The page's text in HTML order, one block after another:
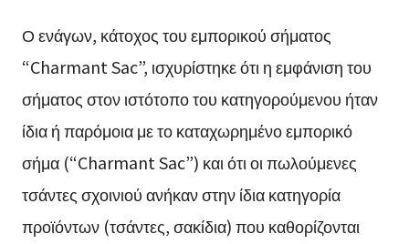
Ο ενάγων, κάτοχος του εμπορικού σήματος
“Charmant Sac”, ισχυρίστηκε ότι η εμφάνιση του
σήματος στον ιστότοπο του κατηγορούμενου ήταν
ίδια ή παρόμοια με το καταχωρημένο εμπορικό
σήμα (“Charmant Sac”) και ότι οι πωλούμενες
τσάντες σχοινιού ανήκαν στην ίδια κατηγορία
προϊόντων (τσάντες, σακίδια) που καθορίζονται